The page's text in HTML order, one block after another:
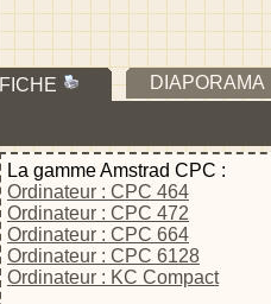
FICHE DIAPORAMA
La gamme Amstrad CPC :
Ordinateur : CPC 464
Ordinateur : CPC 472
Ordinateur : CPC 664
Ordinateur : CPC 6128
Ordinateur : KC Compact